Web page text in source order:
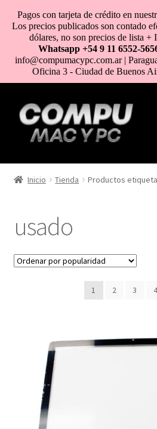
al
contenido
HOME
COMO COMPRAR
MI CUENTA
CONTACTO
Inicio Tienda Productos
usado
1 2 3 4
Pagos con tarjeta de crédito en
Los precios publicados son contado
dólares, no son precios de lista +
Whatsapp +54 9 11 6552-
info@compumacypc.com.ar |
Oficina 3 - Ciudad de Buenos